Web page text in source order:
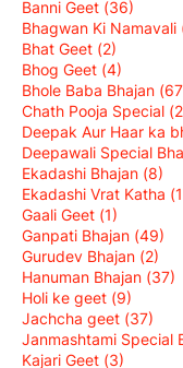
Banni Geet (36)
Bhagwan Ki Namavali
Bhat Geet (2)
Bhog Geet (4)
Bhole Baba Bhajan
Chath Pooja Special
Deepak Aur Haar ka
Deepawali Special
Ekadashi Bhajan (8)
Ekadashi Vrat Katha
Gaali Geet (1)
Ganpati Bhajan (49)
Gurudev Bhajan (2)
Hanuman Bhajan (37)
Holi ke geet (9)
Jachcha geet (37)
Janmashtami Special
Kajari Geet (3)